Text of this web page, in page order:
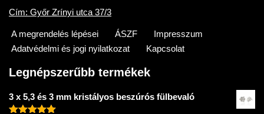
Cím: Győr Zrínyi utca 37/3
A megrendelés lépései ÁSZF
Impresszum
Adatvédelmi és jogi nyilatkozat
Kapcsolat
Legnépszerűbb termékek
3 x 5,3 és 3 mm kristályos beszúrós fülbevaló